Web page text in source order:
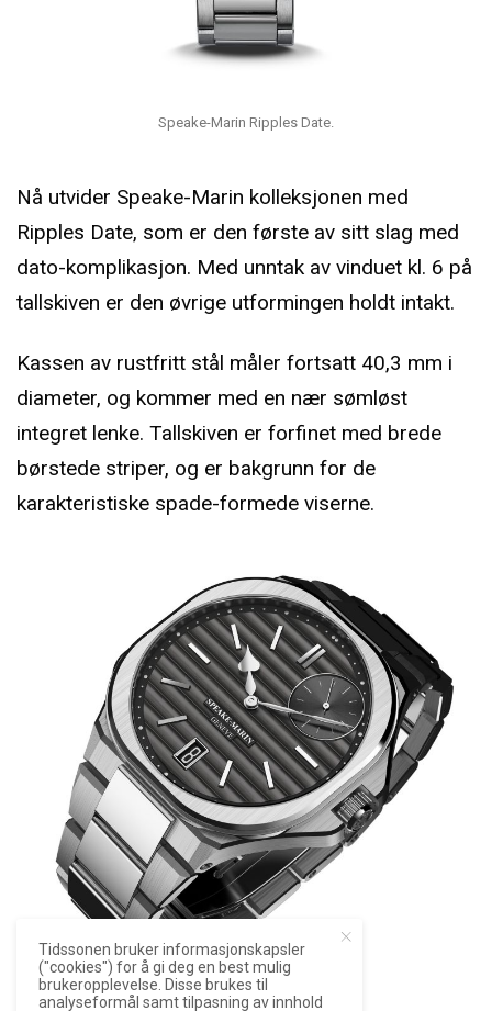
Speake-Marin Ripples Date.
Nå utvider Speake-Marin kolleksjonen med
Ripples Date, som er den første av sitt slag med
dato-komplikasjon. Med unntak av vinduet kl. 6 på
tallskiven er den øvrige utformingen holdt intakt.
Kassen av rustfritt stål måler fortsatt 40,3 mm i
diameter, og kommer med en nær sømløst
integret lenke. Tallskiven er forfinet med brede
børstede striper, og er bakgrunn for de
karakteristiske spade-formede viserne.
Tidssonen bruker informasjonskapsler
("cookies") for å gi deg en best mulig
brukeropplevelse. Disse brukes til
analyseformål samt tilpasning av innhold